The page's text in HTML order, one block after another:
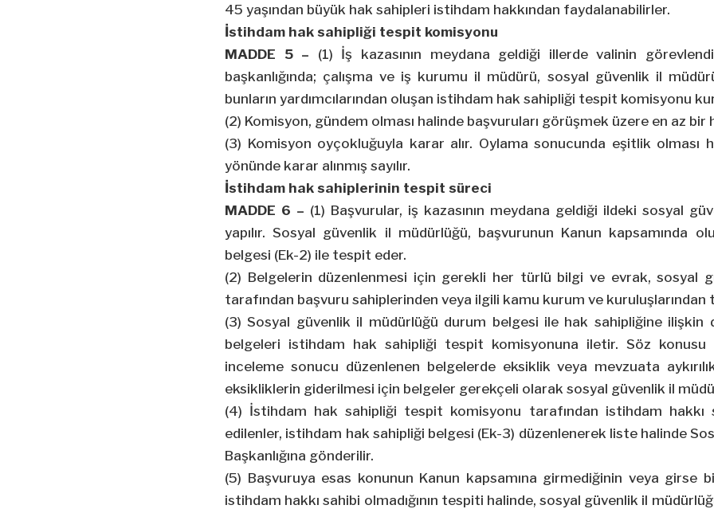
45 yaşından büyük hak sahipleri istihdam hakkından faydalanabilirler.
İstihdam hak sahipliği tespit komisyonu
MADDE 5 – (1) İş kazasının meydana geldiği illerde valinin
başkanlığında; çalışma ve iş kurumu il müdürü, sosyal güvenlik il
bunların yardımcılarından oluşan istihdam hak sahipliği tespit komisyonu
(2) Komisyon, gündem olması halinde başvuruları görüşmek üzere en az bir
(3) Komisyon oyçokluğuyla karar alır. Oylama sonucunda eşitlik olması
yönünde karar alınmış sayılır.
İstihdam hak sahiplerinin tespit süreci
MADDE 6 – (1) Başvurular, iş kazasının meydana geldiği ildeki sosyal
yapılır. Sosyal güvenlik il müdürlüğü, başvurunun Kanun kapsamında
belgesi (Ek-2) ile tespit eder.
(2) Belgelerin düzenlenmesi için gerekli her türlü bilgi ve evrak, sosyal
tarafından başvuru sahiplerinden veya ilgili kamu kurum ve kuruluşlarından
(3) Sosyal güvenlik il müdürlüğü durum belgesi ile hak sahipliğine ilişkin
belgeleri istihdam hak sahipliği tespit komisyonuna iletir. Söz konusu
inceleme sonucu düzenlenen belgelerde eksiklik veya mevzuata
eksikliklerin giderilmesi için belgeler gerekçeli olarak sosyal güvenlik il
(4) İstihdam hak sahipliği tespit komisyonu tarafından istihdam hakkı
edilenler, istihdam hak sahipliği belgesi (Ek-3) düzenlenerek liste halinde
Başkanlığına gönderilir.
(5) Başvuruya esas konunun Kanun kapsamına girmediğinin veya girse
istihdam hakkı sahibi olmadığının tespiti halinde, sosyal güvenlik il